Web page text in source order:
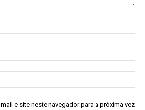
e site neste navegador para a próxima vez